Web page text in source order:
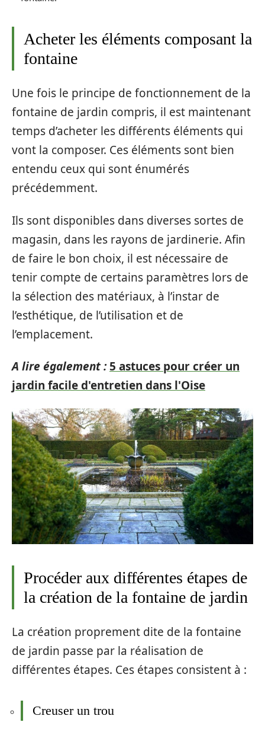
Acheter les éléments composant la
fontaine
Une fois le principe de fonctionnement de la
fontaine de jardin compris, il est maintenant
temps d’acheter les différents éléments qui
vont la composer. Ces éléments sont bien
entendu ceux qui sont énumérés
précédemment.
Ils sont disponibles dans diverses sortes de
magasin, dans les rayons de jardinerie. Afin
de faire le bon choix, il est nécessaire de
tenir compte de certains paramètres lors de
la sélection des matériaux, à l’instar de
l’esthétique, de l’utilisation et de
l’emplacement.
A lire également : 5 astuces pour créer un
jardin facile d'entretien dans l'Oise
Procéder aux différentes étapes de
la création de la fontaine de jardin
La création proprement dite de la fontaine
de jardin passe par la réalisation de
différentes étapes. Ces étapes consistent à :
Creuser un trou